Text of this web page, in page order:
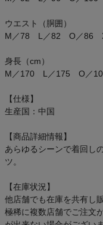
クーポン一覧
商品レビュー
プロテイン・サプリメン
アウトレットセール
スタッフコーディネート
スタッフブログ
ウエスト（胴囲）
M／78 L／82 O／86
身長（cm）
M／170 L／175 O／
【仕様】
生産国：中国
【商品詳細情報】
あらゆるシーンで着回し
ツ。
【在庫状況】
他店舗でも在庫を共有し
極稀に複数店舗でご注文